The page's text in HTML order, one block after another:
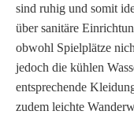
sind ruhig und somit
über sanitäre
obwohl Spielplätze
jedoch die kühlen
entsprechende
zudem leichte